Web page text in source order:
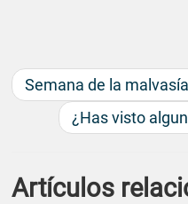
Semana de la
¿Has visto
Artículos